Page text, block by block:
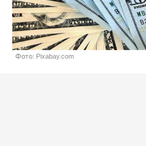
Фото: Pixabay.com